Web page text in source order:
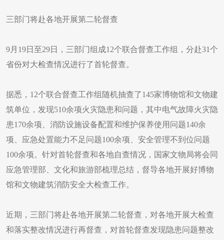
三部门将赴各地开展第二轮督查
9月19日至29日，三部门组成12个联合督查工作组，分赴31个
省份对大检查情况进行了首轮督查。
据悉，12个联合督查工作组随机抽查了145家博物馆和文物建
筑单位，发现510余项火灾隐患和问题，其中电气故障火灾隐
患170余项、消防设施设备配置和维护保养使用问题140余
项、应急处置能力不足问题100余项、安全管理不到位问题
100余项。针对首轮督查和各地自查情况，国家文物局将会同
应急管理部、文化和旅游部梳理总结，督导各地开展好博物
馆和文物建筑消防安全大检查工作。
近期，三部门将赴各地开展第二轮督查，对各地开展大检查
和落实整改情况进行再督查，对首轮督查发现隐患问题整改